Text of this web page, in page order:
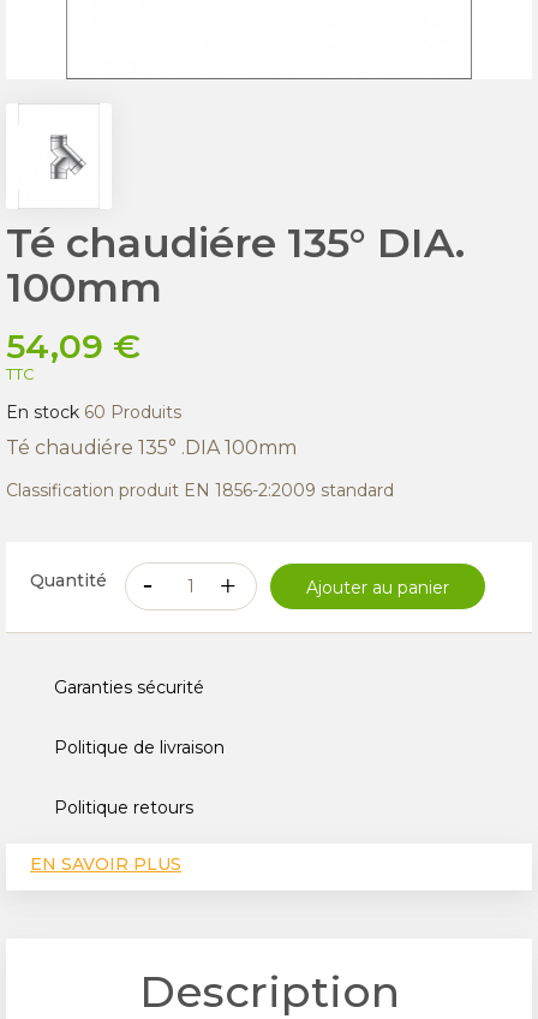
Té chaudiére 135° DIA.
100mm
54,09 €
TTC
En stock 60 Produits
Té chaudiére 135° .DIA 100mm
Classification produit EN 1856-2:2009 standard
Quantité Ajouter au panier
Garanties sécurité
Politique de livraison
Politique retours
EN SAVOIR PLUS
Description